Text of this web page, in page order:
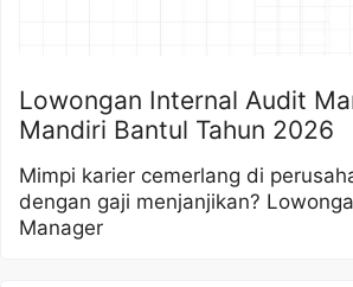
Lowongan Internal Audit
Mandiri Bantul Tahun 2026
Mimpi karier cemerlang di
dengan gaji menjanjikan?
Manager